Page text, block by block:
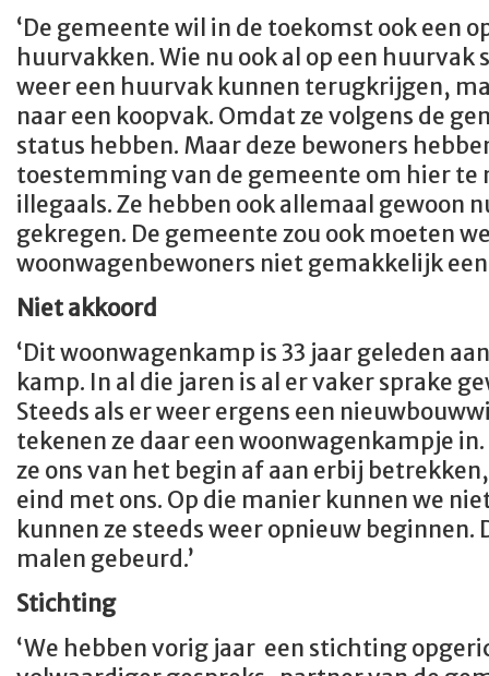
‘De gemeente wil in de toekomst ook een
huurvakken. Wie nu ook al op een huurvak
weer een huurvak kunnen terugkrijgen,
naar een koopvak. Omdat ze volgens de
status hebben. Maar deze bewoners
toestemming van de gemeente om hier te
illegaals. Ze hebben ook allemaal gewoon
gekregen. De gemeente zou ook moeten
woonwagenbewoners niet gemakkelijk
Niet akkoord
‘Dit woonwagenkamp is 33 jaar geleden
kamp. In al die jaren is al er vaker sprake
Steeds als er weer ergens een
tekenen ze daar een woonwagenkampje
ze ons van het begin af aan erbij
eind met ons. Op die manier kunnen we
kunnen ze steeds weer opnieuw beginnen.
malen gebeurd.’
Stichting
‘We hebben vorig jaar een stichting